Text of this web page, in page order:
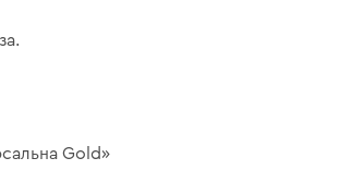
Gold»